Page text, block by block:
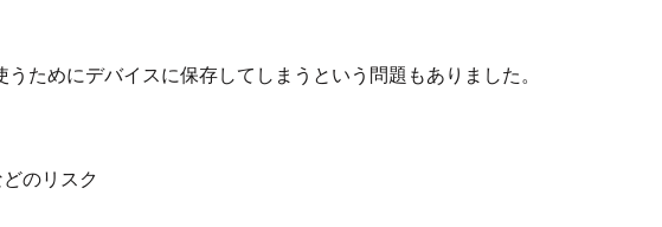
ためにデバイスに保存してしまうという問題もありました。
のリスク